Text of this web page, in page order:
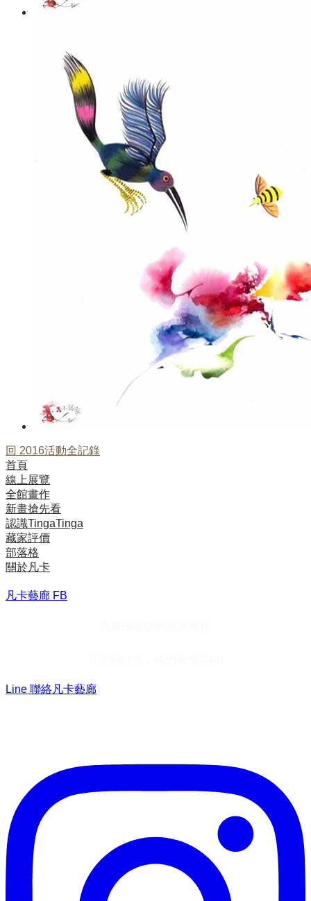
回 2016活動全記錄
首頁
線上展覽
全館畫作
新畫搶先看
認識TingaTinga
藏家評價
部落格
關於凡卡
凡卡藝廊 FB
Line 聯絡凡卡藝廊